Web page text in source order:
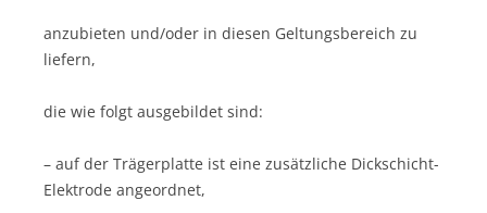
anzubieten und/oder in diesen Geltungsbereich zu
liefern,
die wie folgt ausgebildet sind:
– auf der Trägerplatte ist eine zusätzliche Dickschicht-
Elektrode angeordnet,